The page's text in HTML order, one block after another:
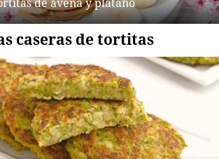
de avena y plátano
caseras de tortitas